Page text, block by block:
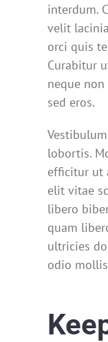
interdum.
velit
orci quis
Curabitur
neque
sed eros.
lobortis.
efficitur ut
elit vitae
libero
quam
ultricies
odio